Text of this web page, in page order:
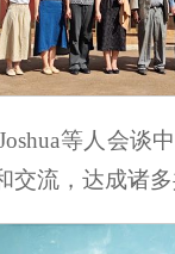
等人会
流，达成诸多